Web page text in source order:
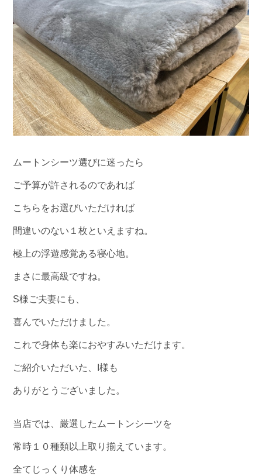
ムートンシーツ選びに迷ったら
ご予算が許されるのであれば
こちらをお選びいただければ
間違いのない１枚といえますね。
極上の浮遊感覚ある寝心地。
まさに最高級ですね。
S様ご夫妻にも、
喜んでいただけました。
これで身体も楽におやすみいただけます。
ご紹介いただいた、I様も
ありがとうございました。
当店では、厳選したムートンシーツを
常時１０種類以上取り揃えています。
全てじっくり体感を